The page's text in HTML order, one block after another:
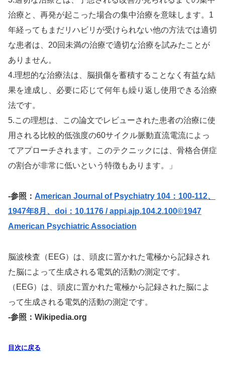
治療と、再発が起こった場合の集中治療を意味します。1
年経ってもまだリハビリが受けられない他の方法では適切
な患者は、20回未満の治療で適切な治療を試みたことが
ありません。
4.理想的な治療法は、脳損傷を蓄積することなく有益な結
果を達成し、必要に応じて何年も繰り返し使用できる治療
法です。
5.この理想は、この論文でレビューされた患者の治療に使
用される比較的低強度の60サイクル脈動直流電流によっ
てアプローチされます。このテクニックには、骨格合併症
の割合が非常に低いという特徴もあります。」
-参照： American Journal of Psychiatry 104：100-112、
1947年8月、doi：10.1176 / appi.ajp.104.2.100©1947
American Psychiatric Association
脳波検査（EEG）は、頭皮に置かれた電極から記録され
た脳によって生成される電気的活動の測定です。
（EEG）は、頭皮に置かれた電極から記録された脳によ
って生成される電気的活動の測定です。
-参照：Wikipedia.org
目次に戻る